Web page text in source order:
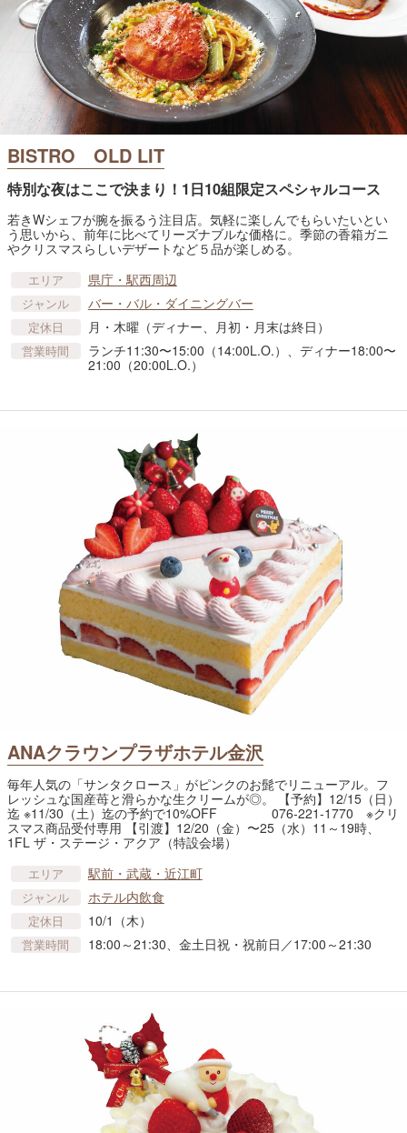
BISTRO OLD LIT
特別な夜はここで決まり！1日10組限定スペシャルコース
若きWシェフが腕を振るう注目店。気軽に楽しんでもらいたいとい
う思いから、前年に比べてリーズナブルな価格に。季節の香箱ガニ
やクリスマスらしいデザートなど５品が楽しめる。
エリア 県庁・駅西周辺
ジャンル バー・バル・ダイニングバー
定休日 月・木曜（ディナー、月初・月末は終日）
営業時間
ランチ11:30〜15:00（14:00L.O.）、ディナー18:00〜
21:00（20:00L.O.）
ANAクラウンプラザホテル金沢
毎年人気の「サンタクロース」がピンクのお髭でリニューアル。フ
レッシュな国産苺と滑らかな生クリームが◎。 【予約】12/15（日）
迄 ※11/30（土）迄の予約で10%OFF 076-221-1770 ※クリ
スマス商品受付専用 【引渡】12/20（金）〜25（水）11～19時、
1FL ザ・ステージ・アクア（特設会場）
エリア 駅前・武蔵・近江町
ジャンル ホテル内飲食
定休日 10/1（木）
営業時間 18:00～21:30、金土日祝・祝前日／17:00～21:30